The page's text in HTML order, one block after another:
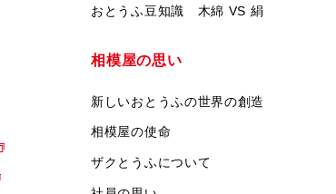
おとうふ豆知識 木綿 VS 絹
相模屋の思い
新しいおとうふの世界の創造
相模屋の使命
ザクとうふについて